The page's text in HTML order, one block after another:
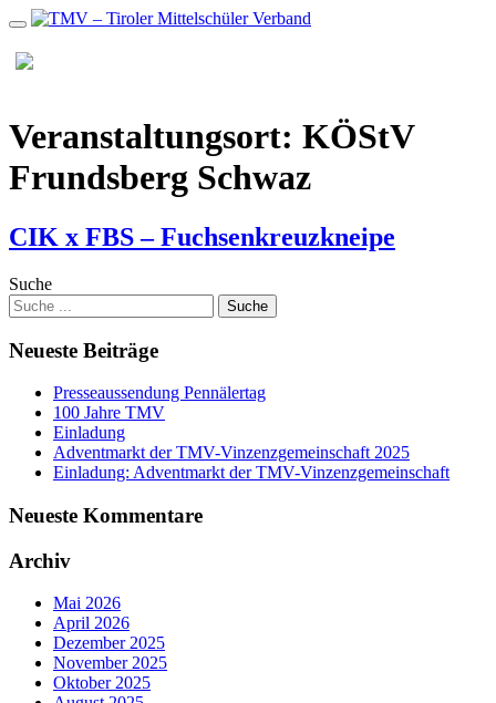
Zum
Veranstaltungsort: KÖStV
Frundsberg Schwaz
CIK x FBS – Fuchsenkreuzkneipe
Suche
Neueste Beiträge
Presseaussendung Pennälertag
100 Jahre TMV
Einladung
Adventmarkt der TMV-Vinzenzgemeinschaft 2025
Einladung: Adventmarkt der TMV-Vinzenzgemeinschaft
Neueste Kommentare
Archiv
Mai 2026
April 2026
Dezember 2025
November 2025
Oktober 2025